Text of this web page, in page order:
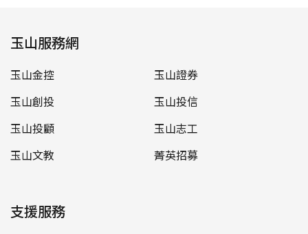
玉山服務網
玉山金控
玉山證券
玉山創投
玉山投信
玉山投顧
玉山志工
玉山文教
菁英招募
支援服務